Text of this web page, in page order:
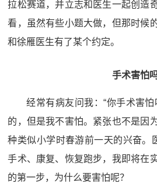
拉松赛道，并立志和医生一起创造
看，虽然有些小题大做，但那时候
和徐雁医生有了某个约定。
手术害怕吗
经常有病友问我：“你手术害
的，但是我不害怕。紧张也不是因
种类似小学时春游前一天的兴奋。
手术、康复、恢复跑步，我即将在
的第一步，为什么要害怕呢？